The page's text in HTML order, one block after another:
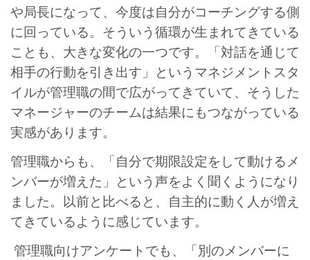
や局長になって、今度は自分がコーチングする側
に回っている。そういう循環が生まれてきている
ことも、大きな変化の一つです。「対話を通じて
相手の行動を引き出す」というマネジメントスタ
イルが管理職の間で広がってきていて、そうした
マネージャーのチームは結果にもつながっている
実感があります。
管理職からも、「自分で期限設定をして動けるメ
ンバーが増えた」という声をよく聞くようになり
ました。以前と比べると、自主的に動く人が増え
てきているように感じています。
管理職向けアンケートでも、「別のメンバーに